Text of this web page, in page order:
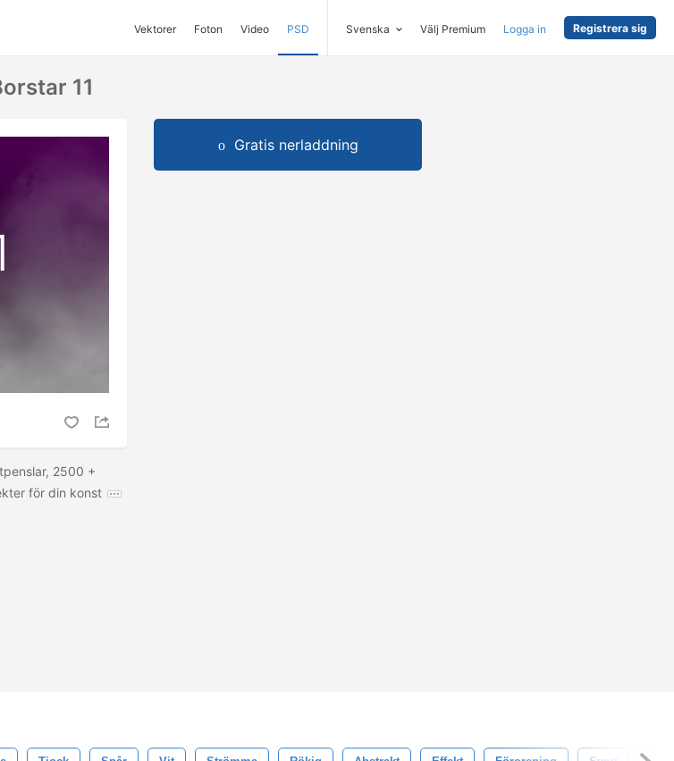
Vektorer Foton Video PSD Svenska Välj Premium Logga in Registrera sig
11
2500 +
för din konst
Gratis nerladdning